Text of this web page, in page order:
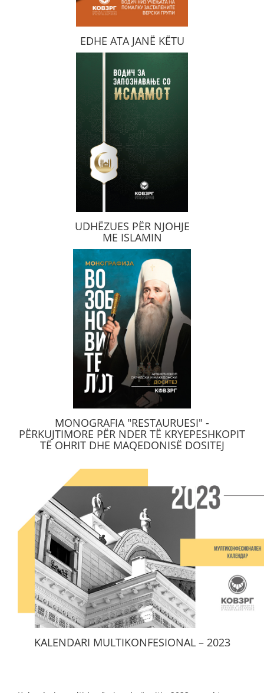
EDHE ATA JANË KËTU
UDHËZUES PËR NJOHJE
ME ISLAMIN
MONOGRAFIA "RESTAURUESI" -
PËRKUJTIMORE PËR NDER TË KRYEPESHKOPIT
TË OHRIT DHE MAQEDONISË DOSITEJ
KALENDARI MULTIKONFESIONAL – 2023